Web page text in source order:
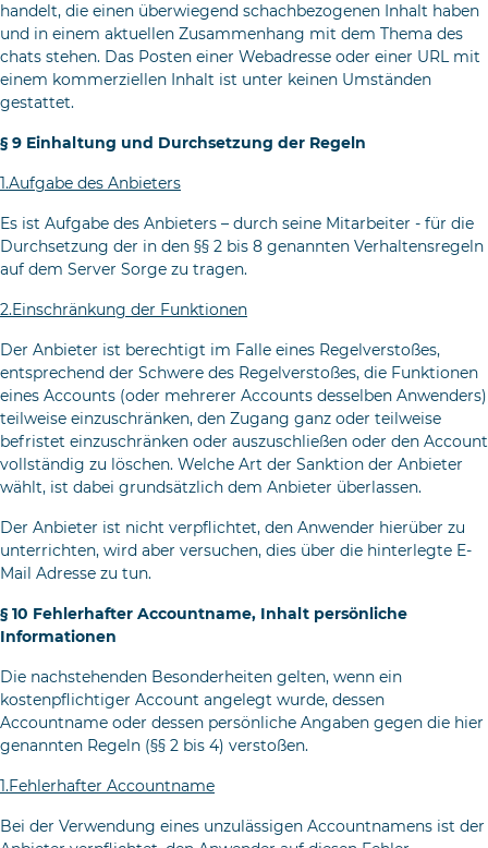
handelt, die einen überwiegend schachbezogenen Inhalt haben
und in einem aktuellen Zusammenhang mit dem Thema des
chats stehen. Das Posten einer Webadresse oder einer URL mit
einem kommerziellen Inhalt ist unter keinen Umständen
gestattet.
§ 9 Einhaltung und Durchsetzung der Regeln
1.Aufgabe des Anbieters
Es ist Aufgabe des Anbieters – durch seine Mitarbeiter - für die
Durchsetzung der in den §§ 2 bis 8 genannten Verhaltensregeln
auf dem Server Sorge zu tragen.
2.Einschränkung der Funktionen
Der Anbieter ist berechtigt im Falle eines Regelverstoßes,
entspre­chend der Schwere des Regelverstoßes, die Funktionen
eines Ac­counts (oder mehrerer Accounts desselben Anwenders)
teilweise ein­zuschränken, den Zugang ganz oder teilweise
befristet einzuschrän­ken oder auszuschließen oder den Account
vollständig zu löschen. Welche Art der Sanktion der Anbieter
wählt, ist dabei grundsätzlich dem Anbieter überlassen.
Der Anbieter ist nicht verpflichtet, den Anwender hierüber zu
unterrich­ten, wird aber versuchen, dies über die hinterlegte E-
Mail Adresse zu tun.
§ 10 Fehlerhafter Accountname, Inhalt persönliche
Informationen
Die nachstehenden Besonderheiten gelten, wenn ein
kostenpflichtiger Account angelegt wurde, dessen
Accountname oder dessen persönliche Angaben gegen die hier
genannten Regeln (§§ 2 bis 4) verstoßen.
1.Fehlerhafter Accountname
Bei der Verwendung eines unzulässigen Accountnamens ist der